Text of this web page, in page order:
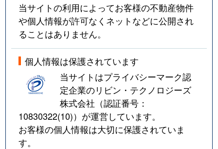
当サイトの利用によってお客様の不動産物件
や個人情報が許可なくネットなどに公開され
ることはありません。
個人情報は保護されています
当サイトはプライバシーマーク認
定企業のリビン・テクノロジーズ
株式会社（認証番号：
10830322(10)）が運営しています。
お客様の個人情報は大切に保護されていま
す。